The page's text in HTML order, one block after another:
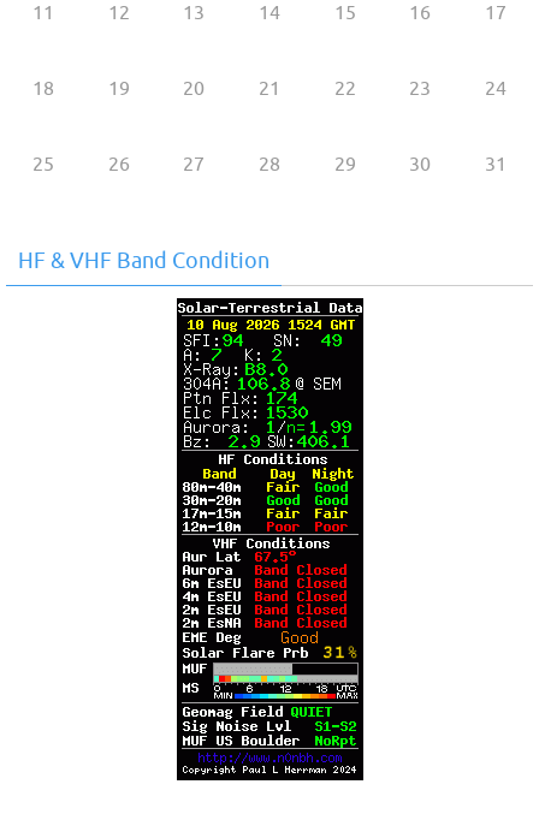
11 12 13 14 15 16 17
18 19 20 21 22 23 24
25 26 27 28 29 30 31
HF & VHF Band Condition